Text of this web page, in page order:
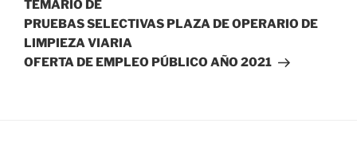
TEMARIO DE
PRUEBAS SELECTIVAS PLAZA DE OPERARIO DE
LIMPIEZA VIARIA
OFERTA DE EMPLEO PÚBLICO AÑO 2021